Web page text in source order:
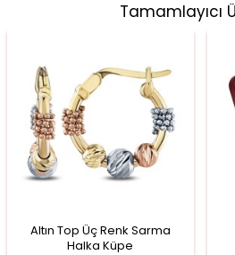
Tamamlayıcı
Altın Top Üç Renk Sarma
Halka Küpe